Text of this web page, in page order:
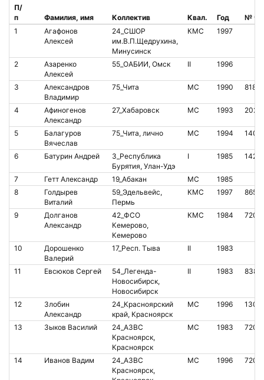
П/
п
Фамилия, имя Коллектив Квал. Год
№
1
Агафонов
Алексей
24_СШОР
им.В.П.Щедрухина,
Минусинск
КМС 1997
2
Азаренко
Алексей
55_ОАБИИ, Омск II 1996
3
Александров
Владимир
75_Чита МС 1990
4
Афиногенов
Александр
27_Хабаровск МС 1993
5
Балагуров
Вячеслав
75_Чита, лично МС 1994
6 Батурин Андрей
3_Республика
Бурятия, Улан-Удэ
I 1985
7 Гетт Александр 19_Абакан МС
1985
8
Голдырев
Виталий
59_Эдельвейс,
Пермь
КМС 1997
9
Долганов
Александр
42_ФСО
Кемерово,
Кемерово
КМС 1984
10
Дорошенко
Валерий
17_Респ. Тыва II 1983
11 Евсюков Сергей
54_Легенда-
Новосибирск,
Новосибирск
II 1983
12
Злобин
Александр
24_Красноярский
край, Красноярск
МС 1996
13 Зыков Василий
24_АЗВС
Красноярск,
Красноярск
МС 1983
14 Иванов Вадим
24_АЗВС
Красноярск,
МС 1996